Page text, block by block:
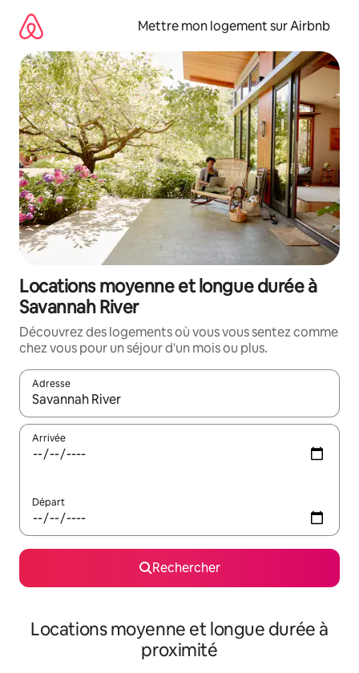
directement
contenu
Mettre mon logement sur Airbnb
Locations moyenne et longue durée à
Savannah River
Découvrez des logements où vous vous sentez comme
chez vous pour un séjour d'un mois ou plus.
Adresse
Lorsque les résultats s'affichent, utilisez les flèches vers le
Arrivée
Départ
Rechercher
Locations moyenne et longue durée à
proximité